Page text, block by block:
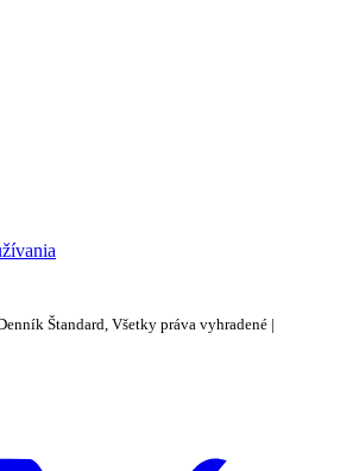
Štandard, Všetky práva vyhradené |